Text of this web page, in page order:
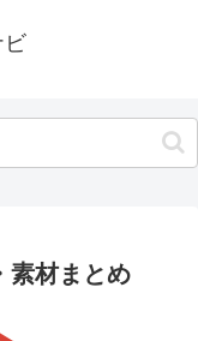
ビ
素材まとめ